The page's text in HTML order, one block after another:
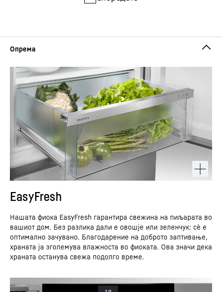
EasyFresh
Нашата фиока EasyFresh гарантира свежина на пиљарата во
вашиот дом. Без разлика дали е овошје или зеленчук: сè е
оптимално зачувано. Благодарение на доброто заптивање,
храната ја зголемува влажноста во фиоката. Ова значи дека
храната останува свежа подолго време.